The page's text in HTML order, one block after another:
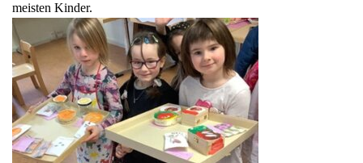
meisten Kinder.